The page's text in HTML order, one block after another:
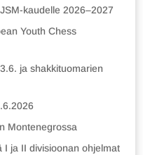
kaudelle 2026–2027
Youth Chess
ja shakkituomarien
Montenegrossa
I ja II divisioonan ohjelmat